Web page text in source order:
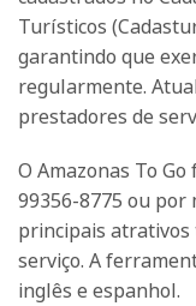
Turísticos
garantindo que
regularmente.
prestadores de
O Amazonas To
99356-8775 ou por
principais
serviço. A
inglês e espanhol.